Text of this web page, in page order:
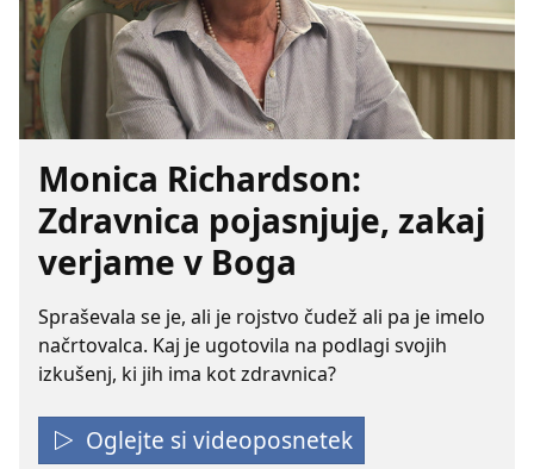
Monica Richardson:
Zdravnica pojasnjuje, zakaj
verjame v Boga
Spraševala se je, ali je rojstvo čudež ali pa je imelo
načrtovalca. Kaj je ugotovila na podlagi svojih
izkušenj, ki jih ima kot zdravnica?
Oglejte si videoposnetek